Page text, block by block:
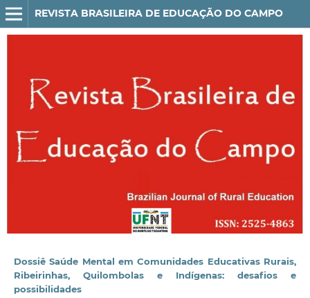
REVISTA BRASILEIRA DE EDUCAÇÃO DO CAMPO
Dossiê Saúde Mental em Comunidades Educativas Rurais,
Ribeirinhas, Quilombolas e Indígenas: desafios e
possibilidades